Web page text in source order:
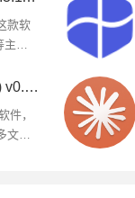
款软
主流
通义灵码Lingma IDE(编码辅助工具) v0.4.0 linux最新安装版
件，
文件